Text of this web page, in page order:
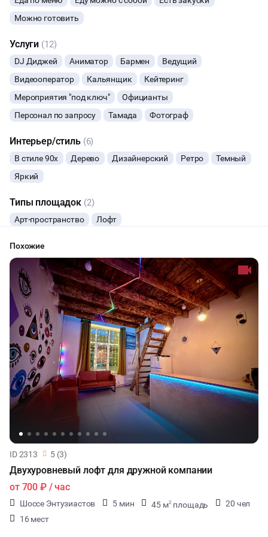
Можно готовить
Услуги (12)
DJ Диджей Аниматор Бармен
Ведущий
Видеооператор
Кальянщик
Кейтеринг
Мероприятия "под ключ"
Официанты
Персонал по запросу
Тамада Фотограф
Интерьер/стиль (6)
В стиле 90х Дерево Дизайнерский Ретро
Темный
Яркий
Типы площадок (2)
Арт-пространство Лофт
НОВЫЙ ГОД
МАСТЕР-КЛАСС
СЕМИНАРЫ
ТАНЦЫ
ВЫСТАВКИ
КИНОПРОСМОТР
РЕПЕТИЦИИ
КУЛИНАРНЫЙ МАСТЕР-КЛАСС
ФУРШЕТЫ
КОНФЕРЕНЦИИ
ХАКАТОНЫ
ТИМБИЛДИНГ
Похожие
ID 2313 5 (3)
Двухуровневый лофт для дружной компании
от 700 ₽/ час
Шоссе Энтузиастов 5 мин 45 м2 площадь
20 чел
16 мест